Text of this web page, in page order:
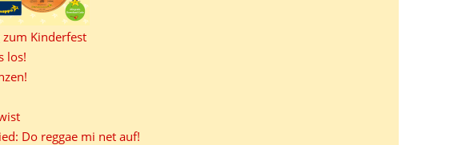
zum Kinderfest
los!
Do reggae mi net auf!